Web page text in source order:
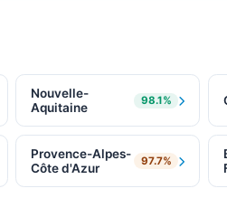
Nouvelle-
Aquitaine
98.1%
Provence-Alpes-
Côte d'Azur
97.7%